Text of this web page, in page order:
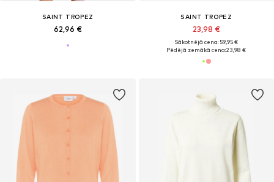
SAINT TROPEZ
62,96 €
SAINT TROPEZ
23,98 €
Sākotnējā cena: 59,95 €
Pēdējā zemākā cena:23,98 €